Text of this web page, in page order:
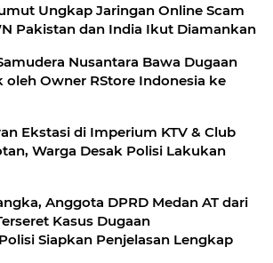
Ungkap Jaringan Online Scam
Pakistan dan India Ikut Diamankan
Nusantara Bawa Dugaan
oleh Owner RStore Indonesia ke
Ekstasi di Imperium KTV & Club
Warga Desak Polisi Lakukan
Anggota DPRD Medan AT dari
Kasus Dugaan
Siapkan Penjelasan Lengkap